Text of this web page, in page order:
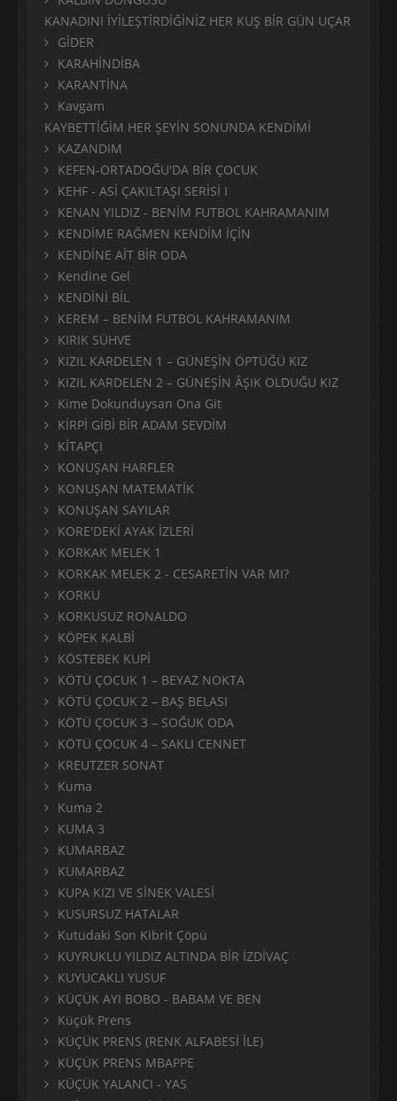
KANADINI İYİLEŞTİRDİĞİNİZ HER KUŞ BİR GÜN UÇAR
GİDER
KARAHİNDİBA
KARANTİNA
Kavgam
KAYBETTİĞİM HER ŞEYİN SONUNDA KENDİMİ
KAZANDIM
KEFEN-ORTADOĞU'DA BİR ÇOCUK
KEHF - ASİ ÇAKILTAŞI SERİSİ I
KENAN YILDIZ - BENİM FUTBOL KAHRAMANIM
KENDİME RAĞMEN KENDİM İÇİN
KENDİNE AİT BİR ODA
Kendine Gel
KENDİNİ BİL
KEREM – BENİM FUTBOL KAHRAMANIM
KIRIK SÜHVE
KIZIL KARDELEN 1 – GÜNEŞİN ÖPTÜĞÜ KIZ
KIZIL KARDELEN 2 – GÜNEŞİN ÂŞIK OLDUĞU KIZ
Kime Dokunduysan Ona Git
KİRPİ GİBİ BİR ADAM SEVDİM
KİTAPÇI
KONUŞAN HARFLER
KONUŞAN MATEMATİK
KONUŞAN SAYILAR
KORE'DEKİ AYAK İZLERİ
KORKAK MELEK 1
KORKAK MELEK 2 - CESARETİN VAR MI?
KORKU
KORKUSUZ RONALDO
KÖPEK KALBİ
KÖSTEBEK KUPİ
KÖTÜ ÇOCUK 1 – BEYAZ NOKTA
KÖTÜ ÇOCUK 2 – BAŞ BELASI
KÖTÜ ÇOCUK 3 – SOĞUK ODA
KÖTÜ ÇOCUK 4 – SAKLI CENNET
KREUTZER SONAT
Kuma
Kuma 2
KUMA 3
KUMARBAZ
KUMARBAZ
KUPA KIZI VE SİNEK VALESİ
KUSURSUZ HATALAR
Kutudaki Son Kibrit Çöpü
KUYRUKLU YILDIZ ALTINDA BİR İZDİVAÇ
KUYUCAKLI YUSUF
KÜÇÜK AYI BOBO - BABAM VE BEN
Küçük Prens
KÜÇÜK PRENS (RENK ALFABESİ İLE)
KÜÇÜK PRENS MBAPPE
KÜÇÜK YALANCI - YAS